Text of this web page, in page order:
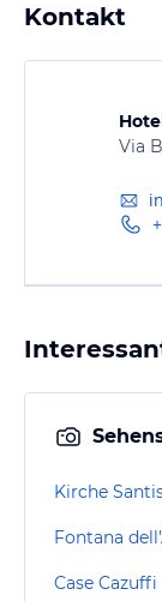
Kontakt
Via
Kirche
Fontana
Case Cazuffi